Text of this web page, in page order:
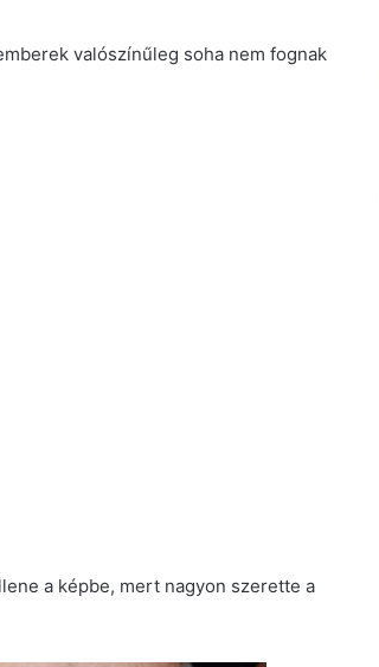
valószínűleg soha nem fognak
a képbe, mert nagyon szerette a